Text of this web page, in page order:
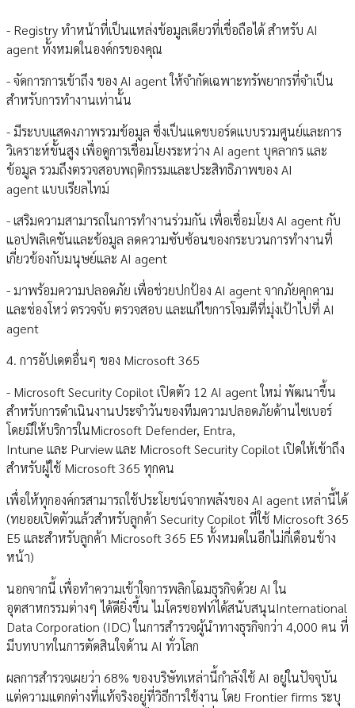
- Registry ทำหน้าที่เป็นแหล่งข้อมูลเดียวที่เชื่อถือได้ สำหรับ AI
agent ทั้งหมดในองค์กรของคุณ
- จัดการการเข้าถึง ของ AI agent ให้จำกัดเฉพาะทรัพยากรที่จำเป็น
สำหรับการทำงานเท่านั้น
- มีระบบแสดงภาพรวมข้อมูล ซึ่งเป็นแดชบอร์ดแบบรวมศูนย์และการ
วิเคราะห์ขั้นสูง เพื่อดูการเชื่อมโยงระหว่าง AI agent บุคลากร และ
ข้อมูล รวมถึงตรวจสอบพฤติกรรมและประสิทธิภาพของ AI
agent แบบเรียลไทม์
- เสริมความสามารถในการทำงานร่วมกัน เพื่อเชื่อมโยง AI agent กับ
แอปพลิเคชันและข้อมูล ลดความซับซ้อนของกระบวนการทำงานที่
เกี่ยวข้องกับมนุษย์และ AI agent
- มาพร้อมความปลอดภัย เพื่อช่วยปกป้อง AI agent จากภัยคุกคาม
และช่องโหว่ ตรวจจับ ตรวจสอบ และแก้ไขการโจมตีที่มุ่งเป้าไปที่ AI
agent
4. การอัปเดตอื่นๆ ของ Microsoft 365
- Microsoft Security Copilot เปิดตัว 12 AI agent ใหม่ พัฒนาขึ้น
สำหรับการดำเนินงานประจำวันของทีมความปลอดภัยด้านไซเบอร์
โดยมีให้บริการในMicrosoft Defender, Entra,
Intune และ Purview และ Microsoft Security Copilot เปิดให้เข้าถึง
สำหรับผู้ใช้ Microsoft 365 ทุกคน
เพื่อให้ทุกองค์กรสามารถใช้ประโยชน์จากพลังของ AI agent เหล่านี้ได้
(ทยอยเปิดตัวแล้วสำหรับลูกค้า Security Copilot ที่ใช้ Microsoft 365
E5 และสำหรับลูกค้า Microsoft 365 E5 ทั้งหมดในอีกไม่กี่เดือนข้าง
หน้า)
นอกจากนี้ เพื่อทำความเข้าใจการพลิกโฉมธุรกิจด้วย AI ใน
อุตสาหกรรมต่างๆ ได้ดียิ่งขึ้น ไมโครซอฟท์ได้สนับสนุนInternational
Data Corporation (IDC) ในการสำรวจผู้นำทางธุรกิจกว่า 4,000 คน ที่
มีบทบาทในการตัดสินใจด้าน AI ทั่วโลก
ผลการสำรวจเผยว่า 68% ของบริษัทเหล่านี้กำลังใช้ AI อยู่ในปัจจุบัน
แต่ความแตกต่างที่แท้จริงอยู่ที่วิธีการใช้งาน โดย Frontier firms ระบุ